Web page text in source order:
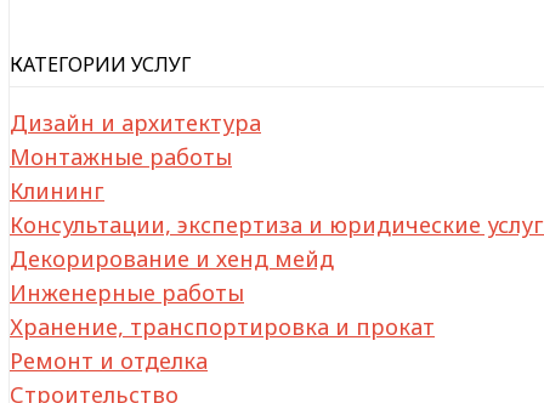
КАТЕГОРИИ УСЛУГ
Дизайн и архитектура
Монтажные работы
Клининг
Консультации, экспертиза и юридические
Декорирование и хенд мейд
Инженерные работы
Хранение, транспортировка и прокат
Ремонт и отделка
Строительство